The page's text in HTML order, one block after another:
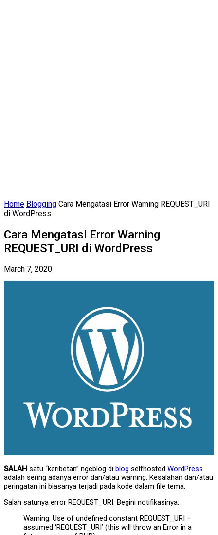
Home Blogging Cara Mengatasi Error Warning REQUEST_URI
di WordPress
Cara Mengatasi Error Warning
REQUEST_URI di WordPress
March 7, 2020
SALAH satu “keribetan” ngeblog di blog selfhosted WordPress
adalah sering adanya error dan/atau warning. Kesalahan dan/atau
peringatan ini biasanya terjadi pada kode dalam file tema.
Salah satunya error REQUEST_URI. Begini notifikasinya:
Warning: Use of undefined constant REQUEST_URI –
assumed ‘REQUEST_URI’ (this will throw an Error in a